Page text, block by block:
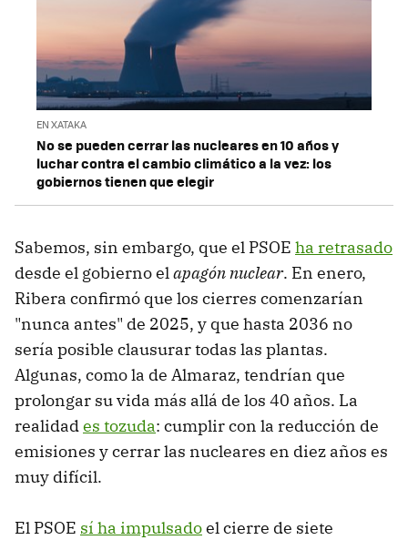
EN XATAKA
No se pueden cerrar las nucleares en 10 años y
luchar contra el cambio climático a la vez: los
gobiernos tienen que elegir
Sabemos, sin embargo, que el PSOE ha retrasado
desde el gobierno elapagón nuclear. En enero,
Ribera confirmó que los cierres comenzarían
"nunca antes" de 2025, y que hasta 2036 no
sería posible clausurar todas las plantas.
Algunas, como la de Almaraz, tendrían que
prolongar su vida más allá de los 40 años. La
realidades tozuda: cumplir con la reducción de
emisiones y cerrar las nucleares en diez años es
muy difícil.
El PSOE sí ha impulsadoel cierre de siete